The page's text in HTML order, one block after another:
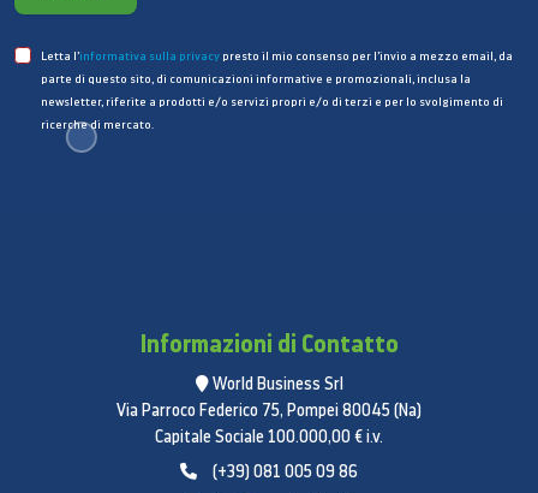
Letta l’informativa sulla privacy presto il mio consenso per l’invio a mezzo email, da
parte di questo sito, di comunicazioni informative e promozionali, inclusa la
newsletter, riferite a prodotti e/o servizi propri e/o di terzi e per lo svolgimento di
ricerche di mercato.
Informazioni di Contatto
World Business Srl
Via Parroco Federico 75, Pompei 80045 (Na)
Capitale Sociale 100.000,00 € i.v.
(+39) 081 005 09 86